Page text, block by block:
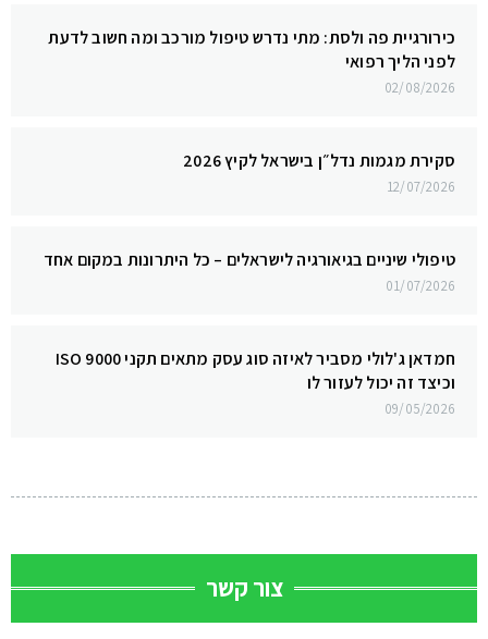
כירורגיית פה ולסת: מתי נדרש טיפול מורכב ומה חשוב לדעת
לפני הליך רפואי
02/08/2026
סקירת מגמות נדל״ן בישראל לקיץ 2026
12/07/2026
טיפולי שיניים בגיאורגיה לישראלים – כל היתרונות במקום אחד
01/07/2026
חמדאן ג'לולי מסביר לאיזה סוג עסק מתאים תקני ISO 9000
וכיצד זה יכול לעזור לו
09/05/2026
צור קשר